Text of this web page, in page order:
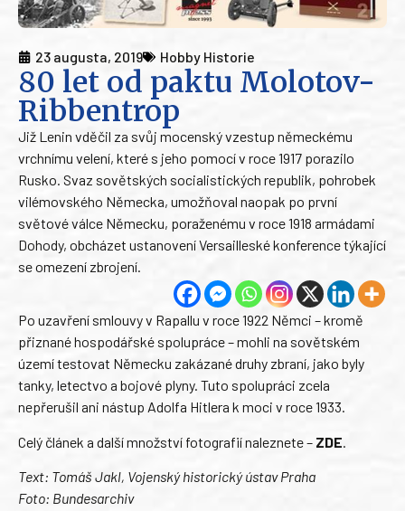
23 augusta, 2019 Hobby Historie
80 let od paktu Molotov-
Ribbentrop
Již Lenin vděčil za svůj mocenský vzestup německému
vrchnímu velení, které s jeho pomocí v roce 1917 porazilo
Rusko. Svaz sovětských socialistických republik, pohrobek
vilémovského Německa, umožňoval naopak po první
světové válce Německu, poraženému v roce 1918 armádami
Dohody, obcházet ustanovení Versailleské konference týkající
se omezení zbrojení.
Po uzavření smlouvy v Rapallu v roce 1922 Němci – kromě
přiznané hospodářské spolupráce – mohli na sovětském
území testovat Německu zakázané druhy zbraní, jako byly
tanky, letectvo a bojové plyny. Tuto spolupráci zcela
nepřerušil ani nástup Adolfa Hitlera k moci v roce 1933.
Celý článek a další množství fotografií naleznete – ZDE
Text: Tomáš Jakl, Vojenský historický ústav Praha
Foto: Bundesarchiv